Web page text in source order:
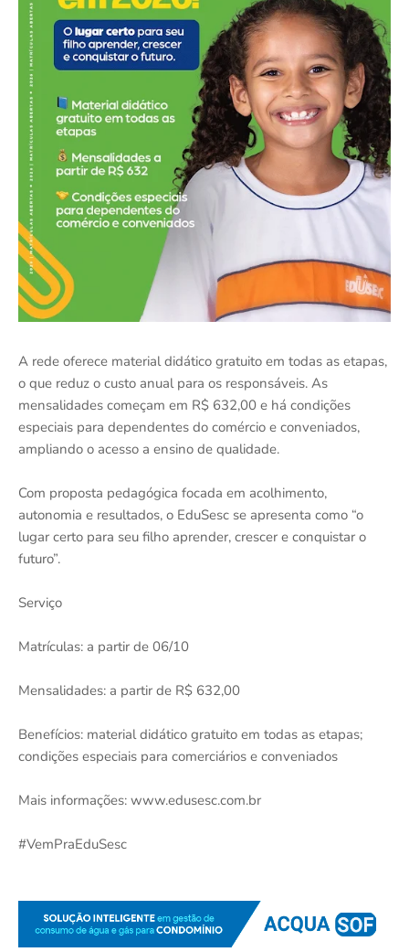
A rede oferece material didático gratuito em todas as etapas,
o que reduz o custo anual para os responsáveis. As
mensalidades começam em R$ 632,00 e há condições
especiais para dependentes do comércio e conveniados,
ampliando o acesso a ensino de qualidade.
Com proposta pedagógica focada em acolhimento,
autonomia e resultados, o EduSesc se apresenta como “o
lugar certo para seu filho aprender, crescer e conquistar o
futuro”.
Serviço
Matrículas: a partir de 06/10
Mensalidades: a partir de R$ 632,00
Benefícios: material didático gratuito em todas as etapas;
condições especiais para comerciários e conveniados
Mais informações: www.edusesc.com.br
#VemPraEduSesc